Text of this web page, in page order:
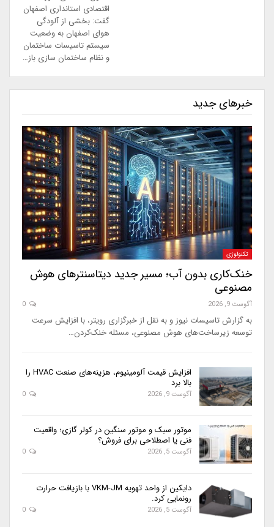
اقتصادی استانداری اصفهان
گفت: بخشی از آلودگی
هوای اصفهان به وضعیت
سیستم تاسیسات ساختمان
و نظام ساختمان سازی باز…
خبرهای جدید
تکنولوژی
خنک‌کاری بدون آب؛ مسیر جدید دیتاسنترهای هوش
مصنوعی
آگوست 9, 2026
به گزارش تاسیسات نیوز و به نقل از خبرگزاری رویتر، با افزایش سرعت
توسعه زیرساخت‌های هوش مصنوعی، مسئله خنک‌کردن…
افزایش قیمت آلومینیوم، هزینه‌های صنعت HVAC را
بالا برد
آگوست 9, 2026
موتور سبک و موتور سنگین در کولر گازی؛ واقعیت
فنی یا اصطلاحی برای فروش؟
آگوست 5, 2026
دایکین از واحد تهویه VKM-JM با بازیافت حرارت
رونمایی کرد.
آگوست 5, 2026